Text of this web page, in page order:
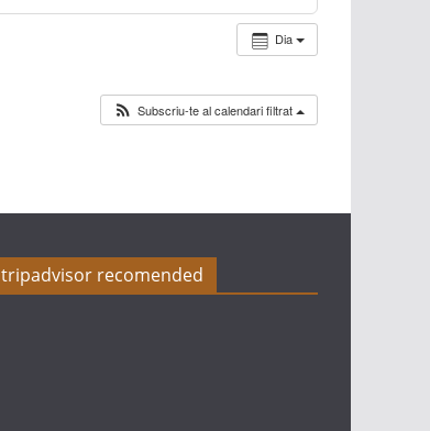
Dia
Subscriu-te al calendari filtrat
tripadvisor recomended